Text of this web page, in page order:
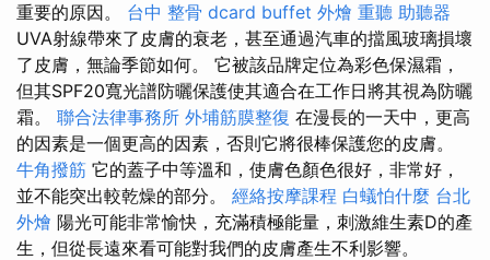
重要的原因。 台中 整骨 dcard buffet 外燴 重聽 助聽器
UVA射線帶來了皮膚的衰老，甚至通過汽車的擋風玻璃損壞
了皮膚，無論季節如何。 它被該品牌定位為彩色保濕霜，
但其SPF20寬光譜防曬保護使其適合在工作日將其視為防曬
霜。 聯合法律事務所 外埔筋膜整復 在漫長的一天中，更高
的因素是一個更高的因素，否則它將很棒保護您的皮膚。
牛角撥筋 它的蓋子中等溫和，使膚色顏色很好，非常好，
並不能突出較乾燥的部分。 經絡按摩課程 白蟻怕什麼 台北
外燴 陽光可能非常愉快，充滿積極能量，刺激維生素D的產
生，但從長遠來看可能對我們的皮膚產生不利影響。